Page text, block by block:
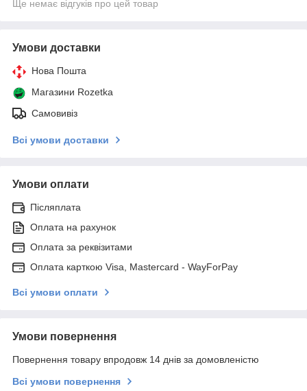
Ще немає відгуків про цей товар
Умови доставки
Нова Пошта
Магазини Rozetka
Самовивіз
Всі умови доставки
Умови оплати
Післяплата
Оплата на рахунок
Оплата за реквізитами
Оплата карткою Visa, Mastercard - WayForPay
Всі умови оплати
Умови повернення
Повернення товару впродовж 14 днів за домовленістю
Всі умови повернення